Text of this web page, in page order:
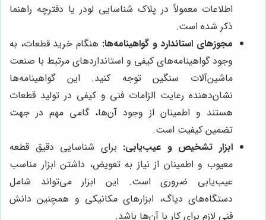
اطلاعات معمولاً در پلاک شناسایی لودر یا دفترچه راهنما
ذکر شده است.
مجوزهای استاندارد و گواهینامه‌ها: هنگام خرید قطعات، به
وجود گواهینامه‌های کیفی و استانداردهای مرتبط با صنعت
ماشین‌آلات سنگین توجه کنید. این گواهینامه‌ها
نشان‌دهنده رعایت الزامات فنی و کیفی در تولید قطعات
هستند و اطمینان از وجود آن‌ها، گامی مهم در جهت
تضمین کیفیت است.
ابزار تشخیص و عیب‌یابی: برای شناسایی دقیق قطعه
معیوب و اطمینان از نیاز به تعویض، داشتن ابزار مناسب
عیب‌یابی ضروری است. این ابزار می‌تواند شامل
دستگاه‌های دیاگ، ابزارهای مکانیکی و همچنین دانش
فنی لازم برای کار با آن‌ها باشد.